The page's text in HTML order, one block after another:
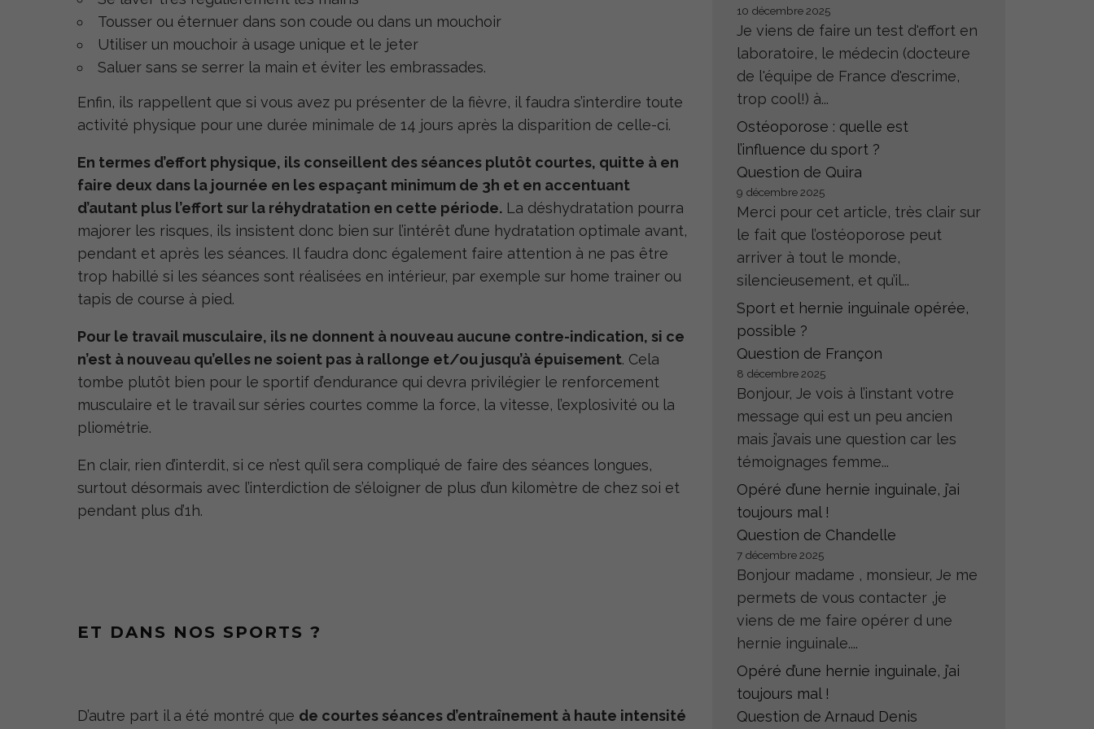
Tousser ou éternuer dans son coude ou dans un mouchoir
Utiliser un mouchoir à usage unique et le jeter
Saluer sans se serrer la main et éviter les embrassades.
Enfin, ils rappellent que si vous avez pu présenter de la fièvre, il faudra s’interdire toute
activité physique pour une durée minimale de 14 jours après la disparition de celle-ci.
En termes d’effort physique, ils conseillent des séances plutôt courtes, quitte à en
faire deux dans la journée en les espaçant minimum de 3h et en accentuant
d’autant plus l’effort sur la réhydratation en cette période.La déshydratation pourra
majorer les risques, ils insistent donc bien sur l’intérêt d’une hydratation optimale avant,
pendant et après les séances. Il faudra donc également faire attention à ne pas être
trop habillé si les séances sont réalisées en intérieur, par exemple sur home trainer ou
tapis de course à pied.
Pour le travail musculaire, ils ne donnent à nouveau aucune contre-indication, si ce
n’est à nouveau qu’elles ne soient pas à rallonge et/ou jusqu’à épuisement. Cela
tombe plutôt bien pour le sportif d’endurance qui devra privilégier le renforcement
musculaire et le travail sur séries courtes comme la force, la vitesse, l’explosivité ou la
pliométrie.
En clair, rien d’interdit, si ce n’est qu’il sera compliqué de faire des séances longues,
surtout désormais avec l’interdiction de s’éloigner de plus d’un kilomètre de chez soi et
pendant plus d’1h.
ET DANS NOS SPORTS ?
D’autre part il a été montré que de courtes séances d’entraînement à haute intensité
10 décembre 2025
Je viens de faire un test d'effort en
laboratoire, le médecin (docteure
de l'équipe de France d'escrime,
trop cool!) à...
Ostéoporose : quelle est
l’influence du sport ?
Question de Quira
9 décembre 2025
Merci pour cet article, très clair sur
le fait que l’ostéoporose peut
arriver à tout le monde,
silencieusement, et qu’il...
Sport et hernie inguinale opérée,
possible ?
Question de Françon
8 décembre 2025
Bonjour, Je vois à l’instant votre
message qui est un peu ancien
mais j’avais une question car les
témoignages femme...
Opéré d’une hernie inguinale, j’ai
toujours mal !
Question de Chandelle
7 décembre 2025
Bonjour madame , monsieur, Je me
permets de vous contacter ,je
viens de me faire opérer d une
hernie inguinale....
Opéré d’une hernie inguinale, j’ai
toujours mal !
Question de Arnaud Denis